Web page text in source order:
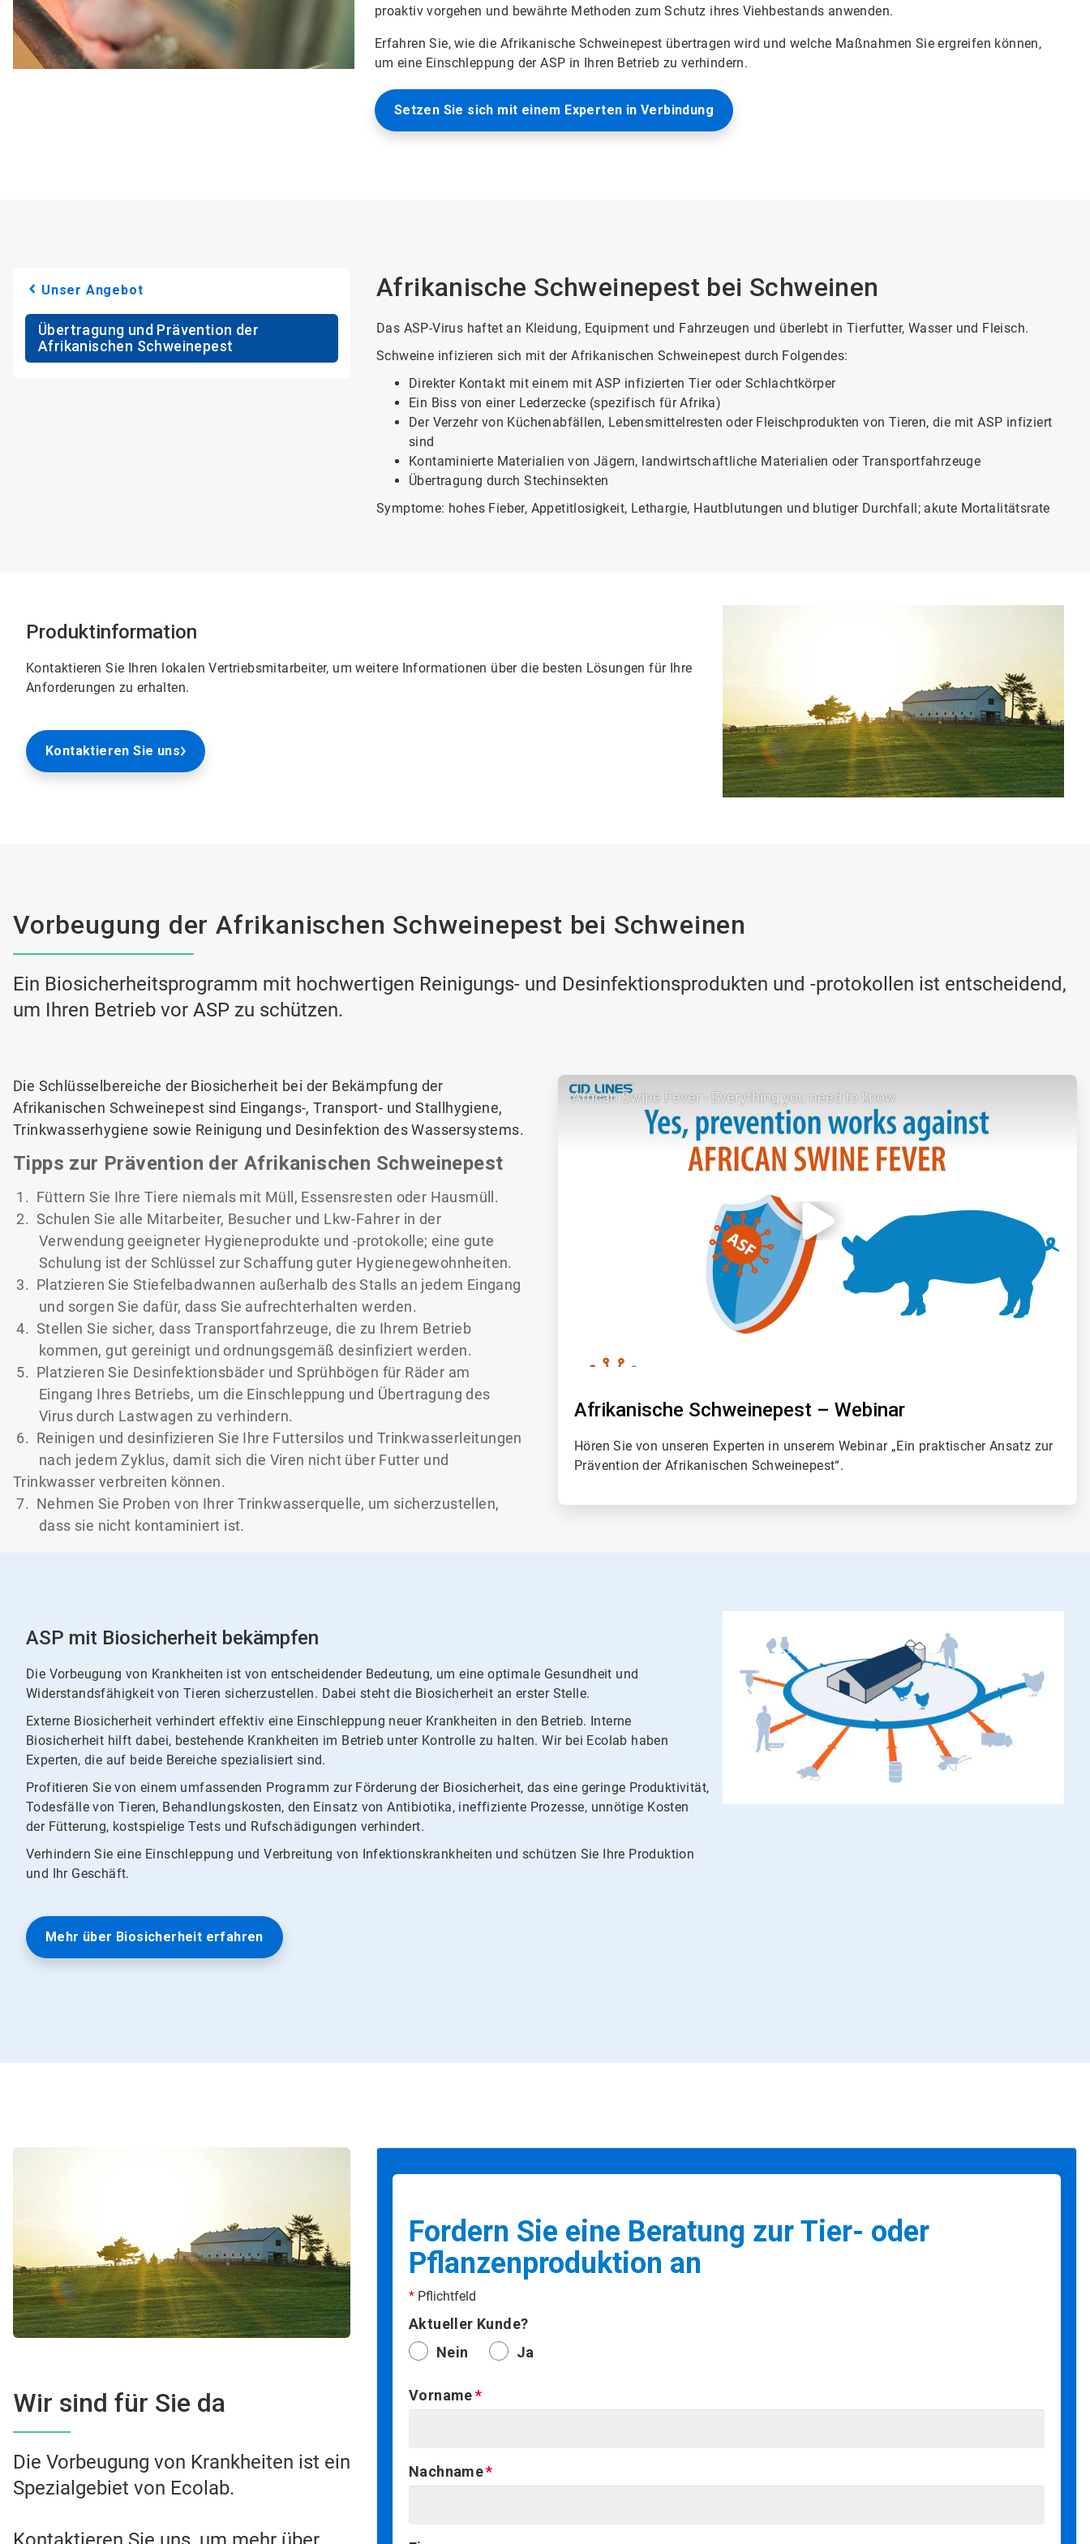
proaktiv vorgehen und bewährte Methoden zum Schutz ihres Viehbestands anwenden.
Erfahren Sie, wie die Afrikanische Schweinepest übertragen wird und welche Maßnahmen Sie ergreifen können,
um eine Einschleppung der ASP in Ihren Betrieb zu verhindern.
Setzen Sie sich mit einem Experten in Verbindung
Unser Angebot
Übertragung und Prävention der
Afrikanischen Schweinepest
Afrikanische Schweinepest bei Schweinen
Das ASP-Virus haftet an Kleidung, Equipment und Fahrzeugen und überlebt in Tierfutter, Wasser und Fleisch.
Schweine infizieren sich mit der Afrikanischen Schweinepest durch Folgendes:
Direkter Kontakt mit einem mit ASP infizierten Tier oder Schlachtkörper
Ein Biss von einer Lederzecke (spezifisch für Afrika)
Der Verzehr von Küchenabfällen, Lebensmittelresten oder Fleischprodukten von Tieren, die mit ASP infiziert
sind
Kontaminierte Materialien von Jägern, landwirtschaftliche Materialien oder Transportfahrzeuge
Übertragung durch Stechinsekten
Symptome: hohes Fieber, Appetitlosigkeit, Lethargie, Hautblutungen und blutiger Durchfall; akute Mortalitätsrate
Produktinformation
Kontaktieren Sie Ihren lokalen Vertriebsmitarbeiter, um weitere Informationen über die besten Lösungen für Ihre
Anforderungen zu erhalten.
Kontaktieren Sie uns
Vorbeugung der Afrikanischen Schweinepest bei Schweinen
Ein Biosicherheitsprogramm mit hochwertigen Reinigungs- und Desinfektionsprodukten und -protokollen ist entscheidend,
um Ihren Betrieb vor ASP zu schützen.
Die Schlüsselbereiche der Biosicherheit bei der Bekämpfung der
Afrikanischen Schweinepest sind Eingangs-, Transport- und Stallhygiene,
Trinkwasserhygiene sowie Reinigung und Desinfektion des Wassersystems.
Tipps zur Prävention der Afrikanischen Schweinepest
1. Füttern Sie Ihre Tiere niemals mit Müll, Essensresten oder Hausmüll.
2. Schulen Sie alle Mitarbeiter, Besucher und Lkw-Fahrer in der
Verwendung geeigneter Hygieneprodukte und -protokolle; eine gute
Schulung ist der Schlüssel zur Schaffung guter Hygienegewohnheiten.
3. Platzieren Sie Stiefelbadwannen außerhalb des Stalls an jedem Eingang
und sorgen Sie dafür, dass Sie aufrechterhalten werden.
4. Stellen Sie sicher, dass Transportfahrzeuge, die zu Ihrem Betrieb
kommen, gut gereinigt und ordnungsgemäß desinfiziert werden.
5. Platzieren Sie Desinfektionsbäder und Sprühbögen für Räder am
Eingang Ihres Betriebs, um die Einschleppung und Übertragung des
Virus durch Lastwagen zu verhindern.
6. Reinigen und desinfizieren Sie Ihre Futtersilos und Trinkwasserleitungen
nach jedem Zyklus, damit sich die Viren nicht über Futter und
Trinkwasser verbreiten können.
7. Nehmen Sie Proben von Ihrer Trinkwasserquelle, um sicherzustellen,
dass sie nicht kontaminiert ist.
African Swine Fever - Everything you need to know
Afrikanische Schweinepest – Webinar
Hören Sie von unseren Experten in unserem Webinar „Ein praktischer Ansatz zur
Prävention der Afrikanischen Schweinepest“.
ASP mit Biosicherheit bekämpfen
Die Vorbeugung von Krankheiten ist von entscheidender Bedeutung, um eine optimale Gesundheit und
Widerstandsfähigkeit von Tieren sicherzustellen. Dabei steht die Biosicherheit an erster Stelle.
Externe Biosicherheit verhindert effektiv eine Einschleppung neuer Krankheiten in den Betrieb. Interne
Biosicherheit hilft dabei, bestehende Krankheiten im Betrieb unter Kontrolle zu halten. Wir bei Ecolab haben
Experten, die auf beide Bereiche spezialisiert sind.
Profitieren Sie von einem umfassenden Programm zur Förderung der Biosicherheit, das eine geringe Produktivität,
Todesfälle von Tieren, Behandlungskosten, den Einsatz von Antibiotika, ineffiziente Prozesse, unnötige Kosten
der Fütterung, kostspielige Tests und Rufschädigungen verhindert.
Verhindern Sie eine Einschleppung und Verbreitung von Infektionskrankheiten und schützen Sie Ihre Produktion
und Ihr Geschäft.
Mehr über Biosicherheit erfahren
Wir sind für Sie da
Die Vorbeugung von Krankheiten ist ein
Spezialgebiet von Ecolab.
Fordern Sie eine Beratung zur Tier- oder
Pflanzenproduktion an
*Pflichtfeld
Aktueller Kunde?
Nein
Ja
Vorname
Nachname